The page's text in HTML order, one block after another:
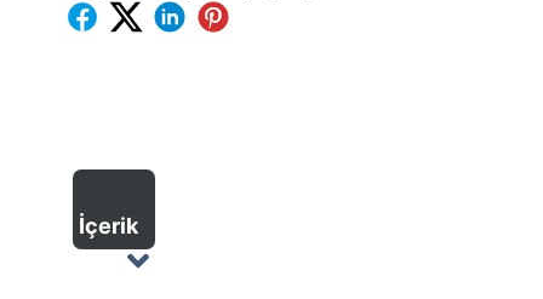
İçerik